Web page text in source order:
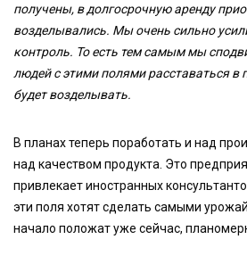
получены, в долгосрочную аренду
возделывались. Мы очень сильно
контроль. То есть тем самым мы
людей с этими полями расставаться в
будет возделывать.
В планах теперь поработать и над
над качеством продукта. Это
привлекает иностранных
эти поля хотят сделать самыми
начало положат уже сейчас,